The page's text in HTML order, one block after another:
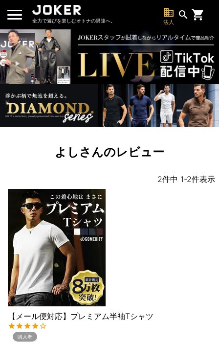
全力で遊びを楽しむオトナの男達へ。
business
法人
search
よしさんのレビュー
2件中 1-2件表示
【メール便対応】プレミアム半袖Tシャツ
購入者